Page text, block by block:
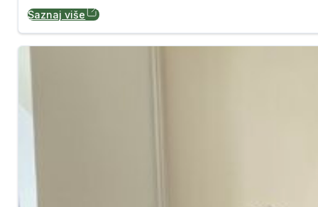
Saznaj više